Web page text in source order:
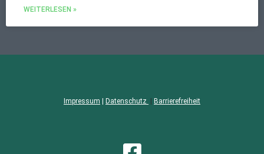
WEITERLESEN »
Impressum Datenschutz Barrierefreiheit